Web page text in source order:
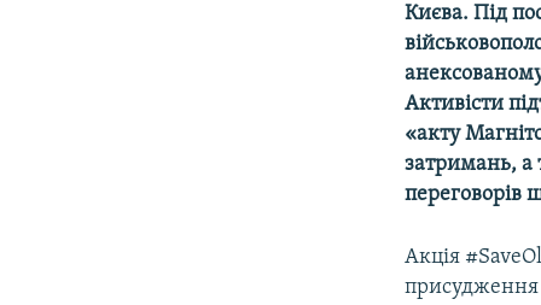
Києва. Під
Активісти
«акту
затримань, а
переговорів
Акція
присудження